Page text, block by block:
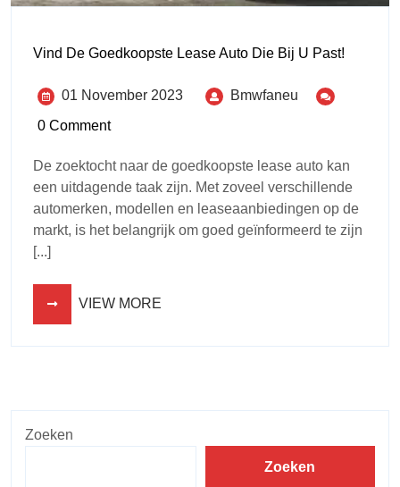
Vind De Goedkoopste Lease Auto Die Bij U Past!
01 November 2023
Bmwfaneu
0 Comment
De zoektocht naar de goedkoopste lease auto kan
een uitdagende taak zijn. Met zoveel verschillende
automerken, modellen en leaseaanbiedingen op de
markt, is het belangrijk om goed geïnformeerd te zijn
[...]
VIEW MORE
Zoeken
Zoeken